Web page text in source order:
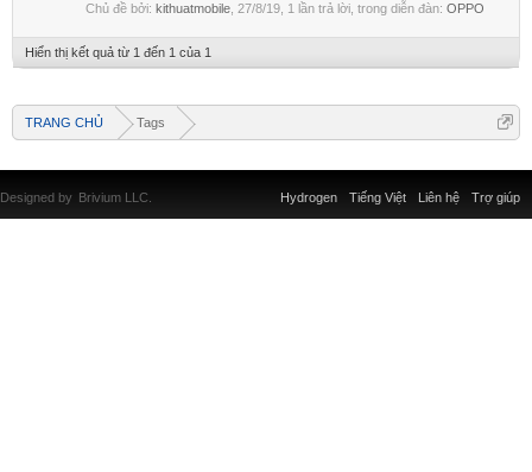
Chủ đề bởi: kithuatmobile 27/8/19 , 1 lần trả lời, trong diễn đàn: OPPO
Hiển thị kết quả từ 1 đến 1 của 1
TRANG CHỦ Tags
Liên hệ Trợ giúp
Hydrogen Tiếng Việt
Designed by Brivium LLC.